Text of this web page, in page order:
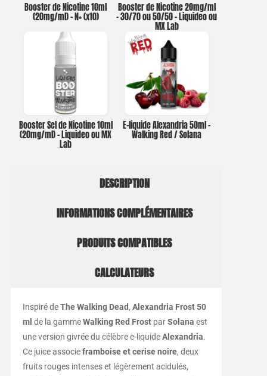
Booster de Nicotine 10ml
(20mg/ml) – N+ (x10)
Booster de Nicotine 20mg/ml
– 30/70 ou 50/50 – Liquideo ou
MX Lab
Booster Sel de Nicotine 10ml
(20mg/ml) – Liquideo ou MX
Lab
E-liquide Alexandria 50ml –
Walking Red / Solana
DESCRIPTION
INFORMATIONS COMPLÉMENTAIRES
PRODUITS COMPATIBLES
CALCULATEURS
Inspiré deThe Walking Dead, Alexandria Frost 50
ml de la gammeWalking Red FrostparSolana est
une version givrée du célèbre e-liquideAlexandria.
Ce juice associeframboise et cerise noire, deux
fruits rouges intenses et légèrement acidulés,